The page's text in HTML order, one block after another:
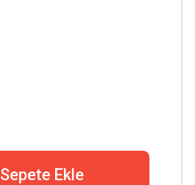
Sepete Ekle